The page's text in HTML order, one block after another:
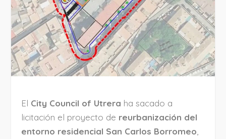
El City Council of Utrera ha sacado a
licitación el proyecto de reurbanización del
entorno residencial San Carlos Borromeo